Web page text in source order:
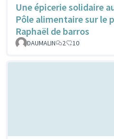
Une épicerie solidaire
Pôle alimentaire sur le
Raphaël de barros
DAUMALIN 2 10